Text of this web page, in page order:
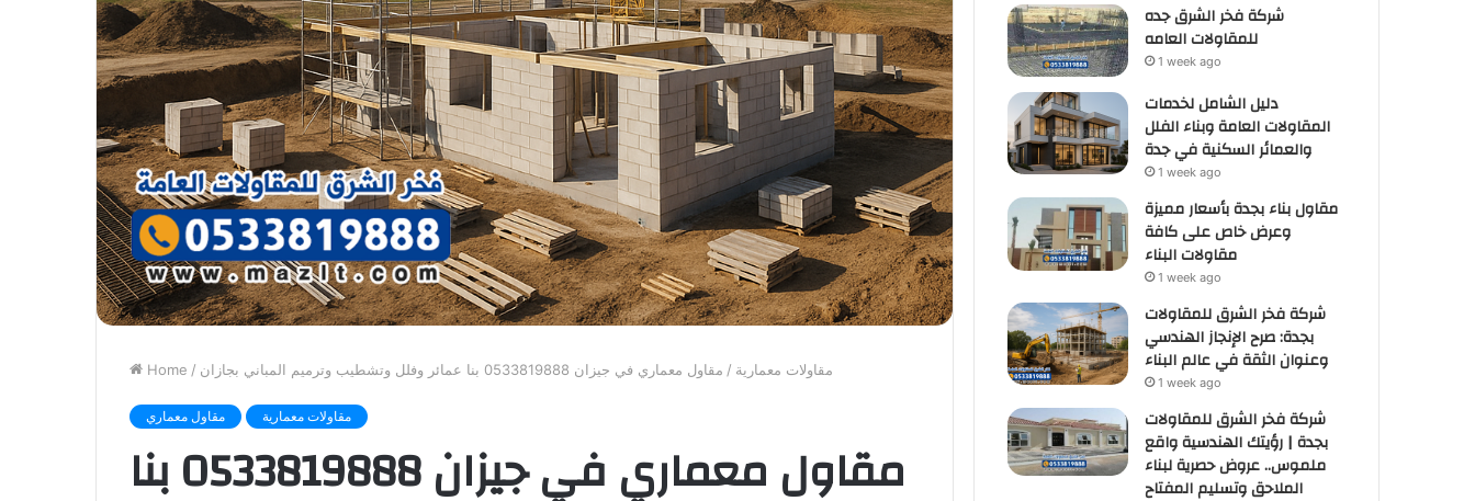
Home / مقاولات معمارية / مقاول معماري في جيزان 0533819888 بنا عمائر وفلل وتشطيب وترميم المباني بجازان
مقاول معماري مقاولات معمارية
مقاول معماري في جيزان 0533819888 بنا
شركة فخر الشرق جده
للمقاولات العامه
1 week ago
دليل الشامل لخدمات
المقاولات العامة وبناء الفلل
والعمائر السكنية في جدة
1 week ago
مقاول بناء بجدة بأسعار مميزة
وعرض خاص على كافة
مقاولات البناء
1 week ago
شركة فخر الشرق للمقاولات
بجدة: صرح الإنجاز الهندسي
وعنوان الثقة في عالم البناء
1 week ago
شركة فخر الشرق للمقاولات
بجدة | رؤيتك الهندسية واقع
ملموس.. عروض حصرية لبناء
الملاحق وتسليم المفتاح